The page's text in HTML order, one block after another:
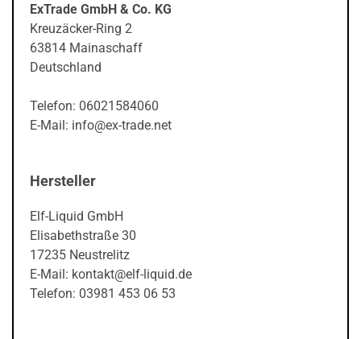
ExTrade GmbH & Co. KG
Kreuzäcker-Ring 2
63814 Mainaschaff
Deutschland
Telefon: 06021584060
E-Mail: info@ex-trade.net
Hersteller
Elf-Liquid GmbH
Elisabethstraße 30
17235 Neustrelitz
E-Mail: kontakt@elf-liquid.de
Telefon: 03981 453 06 53